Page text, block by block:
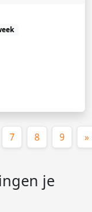
7 8 9 »
je